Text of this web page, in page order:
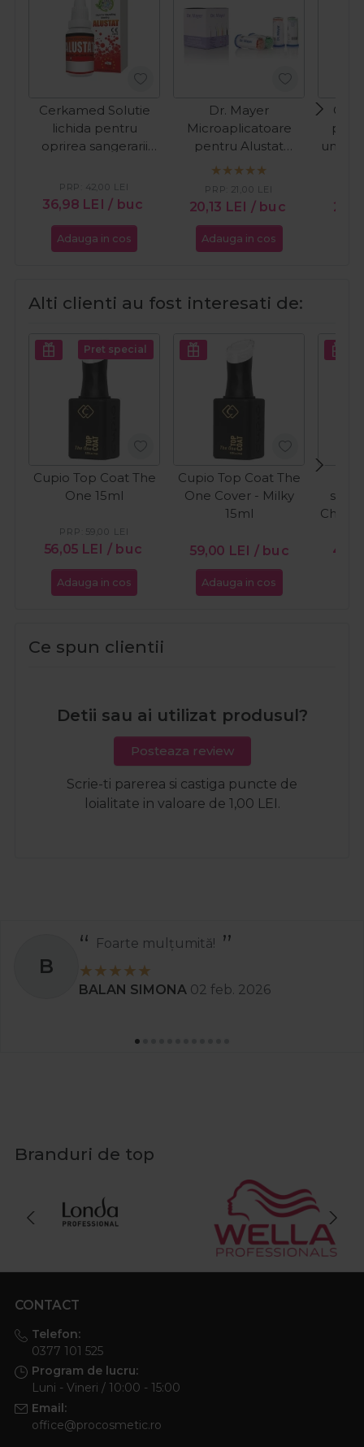
Cerkamed Solutie
lichida pentru
oprirea sangerarii
36,98 LEI / buc
PRP: 42,00 LEI
Adauga in cos
Dr. Mayer
Microaplicatoare
pentru Alustat
100buc
20,13 LEI / buc
PRP: 21,00 LEI
Adauga in cos
unghii
Alti clienti au fost interesati de:
Pret special
Cupio Top Coat The
One 15ml
56,05 LEI / buc
PRP: 59,00 LEI
Adauga in cos
Cupio Top Coat The
One Cover - Milky
15ml
59,00 LEI / buc
Adauga in cos
Ce spun clientii
Detii sau ai utilizat produsul?
Posteaza review
Scrie-ti parerea si castiga puncte de
loialitate in valoare de 1,00 LEI.
S
Recomand
Stanciu Aura Andreea 02 apr. 2025
Branduri de top
CONTACT
Telefon:
0377 101 525
Program de lucru:
Luni - Vineri / 10:00 - 15:00
Email:
office@procosmetic.ro